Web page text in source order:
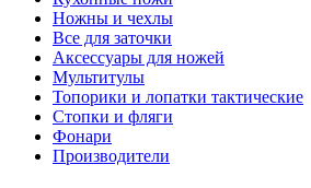
Ножны и чехлы
Все для заточки
Аксессуары для ножей
Мультитулы
Топорики и лопатки тактические
Стопки и фляги
Фонари
Производители